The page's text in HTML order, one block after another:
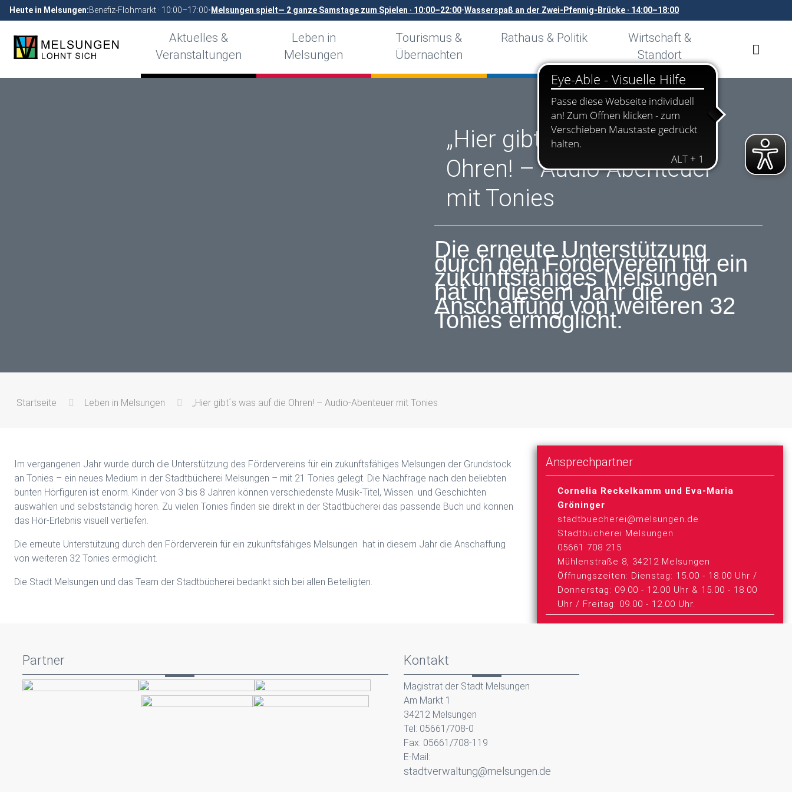
Heute in Melsungen:Benefiz-Flohmarkt · 10:00–17:00• Melsungen spielt— 2 ganze Samstage zum Spielen · 10:00–22:00•Wasserspaß an der Zwei-Pfennig-Brücke · 14:00–18:00
Aktuelles &
Veranstaltungen
Leben in
Melsungen
Tourismus &
Übernachten
Rathaus & Politik
Wirtschaft &
Standort
„Hier gibt´s was auf die
Ohren! – Audio-Abenteuer
mit Tonies
Die erneute Unterstützung
durch den Förderverein für ein
zukunftsfähiges Melsungen
hat in diesem Jahr die
Anschaffung von weiteren 32
Tonies ermöglicht.
Startseite Leben in Melsungen „Hier gibt´s was auf die Ohren! – Audio-Abenteuer mit Tonies
Im vergangenen Jahr wurde durch die Unterstützung des Fördervereins für ein zukunftsfähiges Melsungen der Grundstock
an Tonies – ein neues Medium in der Stadtbücherei Melsungen – mit 21 Tonies gelegt. Die Nachfrage nach den beliebten
bunten Hörfiguren ist enorm. Kinder von 3 bis 8 Jahren können verschiedenste Musik-Titel, Wissen und Geschichten
auswählen und selbstständig hören. Zu vielen Tonies finden sie direkt in der Stadtbücherei das passende Buch und können
das Hör-Erlebnis visuell vertiefen.
Die erneute Unterstützung durch den Förderverein für ein zukunftsfähiges Melsungen hat in diesem Jahr die Anschaffung
von weiteren 32 Tonies ermöglicht.
Die Stadt Melsungen und das Team der Stadtbücherei bedankt sich bei allen Beteiligten.
Ansprechpartner
Cornelia Reckelkamm und Eva-Maria
Gröninger
stadtbuecherei@melsungen.de
Stadtbücherei Melsungen
05661 708 215
Mühlenstraße 8, 34212 Melsungen
Öffnungszeiten: Dienstag: 15.00 - 18.00 Uhr /
Donnerstag: 09.00 - 12.00 Uhr & 15.00 - 18.00
Uhr / Freitag: 09.00 - 12.00 Uhr.
Partner Kontakt
Magistrat der Stadt Melsungen
Am Markt 1
34212 Melsungen
Tel: 05661/708-0
Fax: 05661/708-119
E-Mail:
stadtverwaltung@melsungen.de